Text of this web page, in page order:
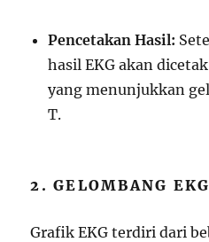
Pencetakan Hasil:
hasil EKG akan
yang menunjukkan
T.
2. GELOMBANG EKG
Grafik EKG terdiri dari